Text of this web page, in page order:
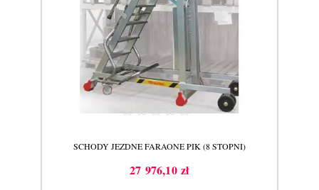
SCHODY JEZDNE FARAONE PIK (8 STOPNI)
Cena
27 976,10 zł